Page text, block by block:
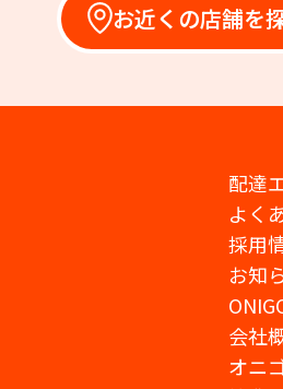
お近くの店舗を
配達
よく
採用
お知
会社
オニ